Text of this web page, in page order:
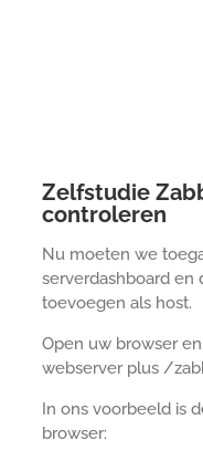
Zelfstudie
controleren
Nu moeten we
serverdashboard
toevoegen als host.
Open uw browser
webserver plus /
In ons voorbeeld is
browser: